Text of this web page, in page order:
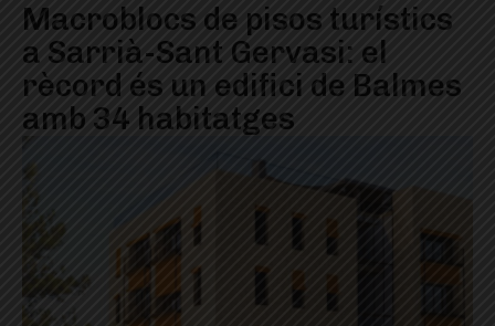
Macroblocs de pisos turístics
a Sarrià-Sant Gervasi: el
rècord és un edifici de Balmes
amb 34 habitatges